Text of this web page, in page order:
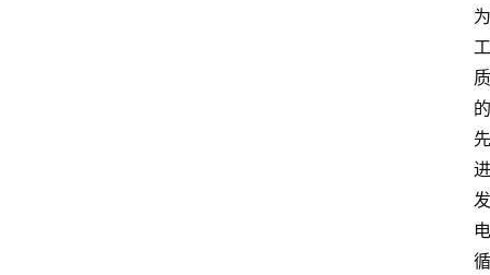
为
工
质
的
先
进
发
电
循